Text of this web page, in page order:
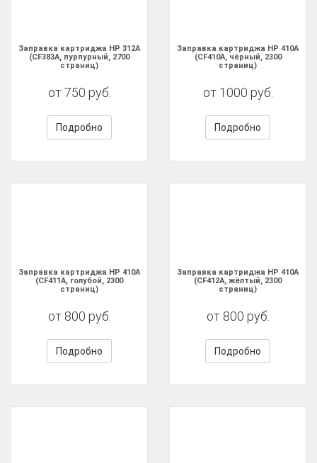
Заправка картриджа HP 312A
(CF383A, пурпурный, 2700
страниц)
от 750 руб.
Подробно
Заправка картриджа HP 410A
(CF410A, чёрный, 2300
страниц)
от 1000 руб.
Подробно
Заправка картриджа HP 410A
(CF411A, голубой, 2300
страниц)
от 800 руб.
Подробно
Заправка картриджа HP 410A
(CF412A, жёлтый, 2300
страниц)
от 800 руб.
Подробно